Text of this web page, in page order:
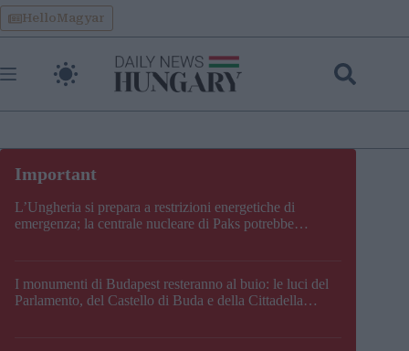
Skip
to
content
HelloMagyar
L’Ungheria si prepara a restrizioni energetiche di
emergenza; la centrale nucleare di Paks potrebbe
I monumenti di Budapest resteranno al buio: le luci del
Parlamento, del Castello di Buda e della Cittadella